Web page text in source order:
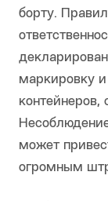
борту.
маркировку
может
огромным